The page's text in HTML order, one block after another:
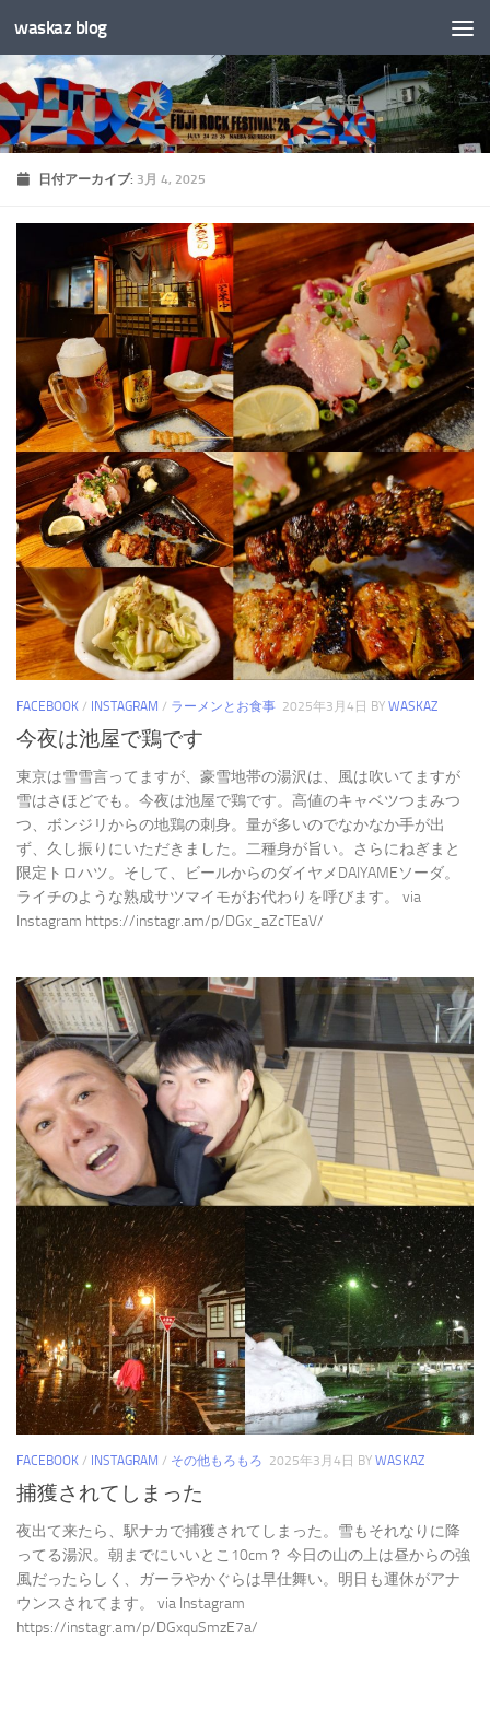
コンテンツへスキップ
waskaz blog
日付アーカイブ: 3月 4, 2025
FACEBOOK / INSTAGRAM / ラーメンとお食事 2025年3月4日 BY WASKAZ
今夜は池屋で鶏です
東京は雪雪言ってますが、豪雪地帯の湯沢は、風は吹いてますが
雪はさほどでも。今夜は池屋で鶏です。高値のキャベツつまみつ
つ、ボンジリからの地鶏の刺身。量が多いのでなかなか手が出
ず、久し振りにいただきました。二種身が旨い。さらにねぎまと
限定トロハツ。そして、ビールからのダイヤメDAIYAMEソーダ。
ライチのような熟成サツマイモがお代わりを呼びます。 via
Instagram https://instagr.am/p/DGx_aZcTEaV/
FACEBOOK / INSTAGRAM / その他もろもろ 2025年3月4日 BY WASKAZ
捕獲されてしまった
夜出て来たら、駅ナカで捕獲されてしまった。雪もそれなりに降
ってる湯沢。朝までにいいとこ10cm？ 今日の山の上は昼からの強
風だったらしく、ガーラやかぐらは早仕舞い。明日も運休がアナ
ウンスされてます。 via Instagram
https://instagr.am/p/DGxquSmzE7a/